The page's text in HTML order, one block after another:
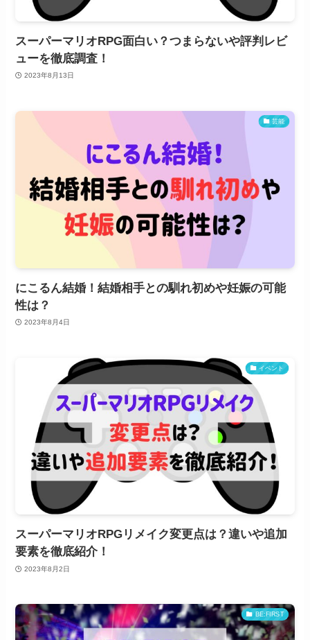
スーパーマリオRPG面白い？つまらないや評判レビ
ューを徹底調査！
2023年8月13日
芸能
にこるん結婚！結婚相手との馴れ初めや妊娠の可能
性は？
2023年8月4日
イベント
スーパーマリオRPGリメイク変更点は？違いや追加
要素を徹底紹介！
2023年8月2日
BE:FIRST